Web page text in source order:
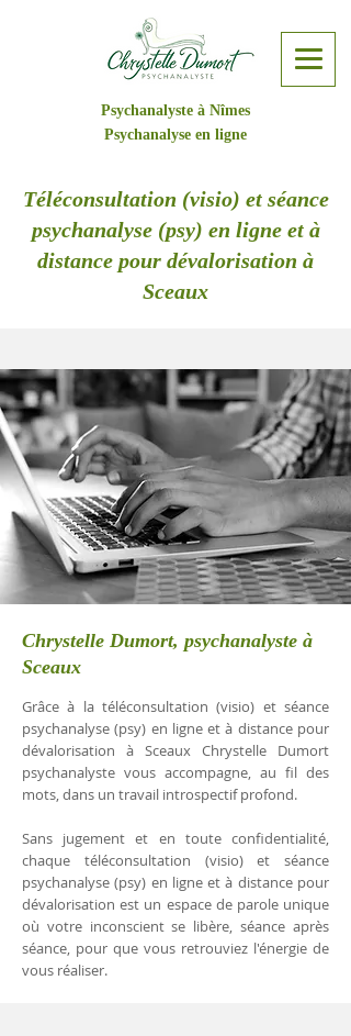
Psychanalyste à Nîmes
Psychanalyse en ligne
Téléconsultation (visio) et séance
psychanalyse (psy) en ligne et à
distance pour dévalorisation à
Sceaux
Chrystelle Dumort, psychanalyste à
Sceaux
Grâce à la téléconsultation (visio) et séance
psychanalyse (psy) en ligne et à distance pour
dévalorisation à Sceaux Chrystelle Dumort
psychanalyste vous accompagne, au fil des
mots, dans un travail introspectif profond.
Sans jugement et en toute confidentialité,
chaque téléconsultation (visio) et séance
psychanalyse (psy) en ligne et à distance pour
dévalorisation est un espace de parole unique
où votre inconscient se libère, séance après
séance, pour que vous retrouviez l'énergie de
vous réaliser.